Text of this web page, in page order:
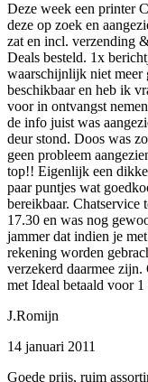
Deze week een printer
deze op zoek en
zat en incl. verzending
Deals besteld. 1x
waarschijnlijk niet meer
beschikbaar en heb ik
voor in ontvangst
de info juist was
deur stond. Doos was
geen probleem
top!! Eigenlijk een
paar puntjes wat
bereikbaar. Chatservice
17.30 en was nog
jammer dat indien je
rekening worden
verzekerd daarmee
met Ideal betaald voor 1
J.Romijn
14 januari 2011
Goede prijs, ruim